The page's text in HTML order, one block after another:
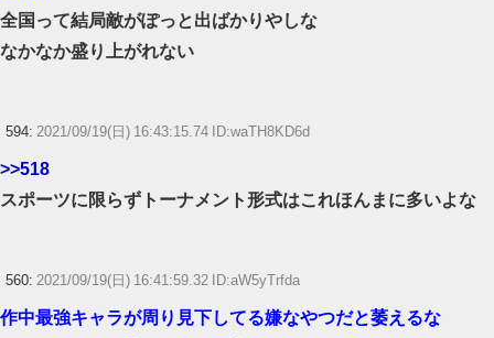
全国って結局敵がぽっと出ばかりやしな
なかなか盛り上がれない
594: 2021/09/19(日) 16:43:15.74 ID:waTH8KD6d
>>518
スポーツに限らずトーナメント形式はこれほんまに多いよな
560: 2021/09/19(日) 16:41:59.32 ID:aW5yTrfda
作中最強キャラが周り見下してる嫌なやつだと萎えるな